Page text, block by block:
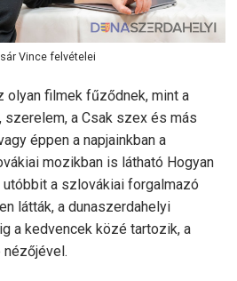
Vince felvételei
olyan filmek fűződnek, mint a
szerelem, a Csak szex és más
éppen a napjainkban a
mozikban is látható Hogyan
a szlovákiai forgalmazó
látták, a dunaszerdahelyi
a kedvencek közé tartozik, a